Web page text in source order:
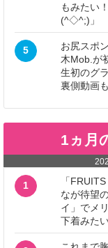
もみたい
(^◇^;)」
5
お尻スポ
木Mob.が
生初のグ
裏側動画
1ヵ月
1
「
なが待望
イ」でメ
下着みた